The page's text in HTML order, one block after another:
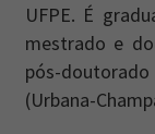
UFPE. É
mestrado e
pós-
(Urbana-